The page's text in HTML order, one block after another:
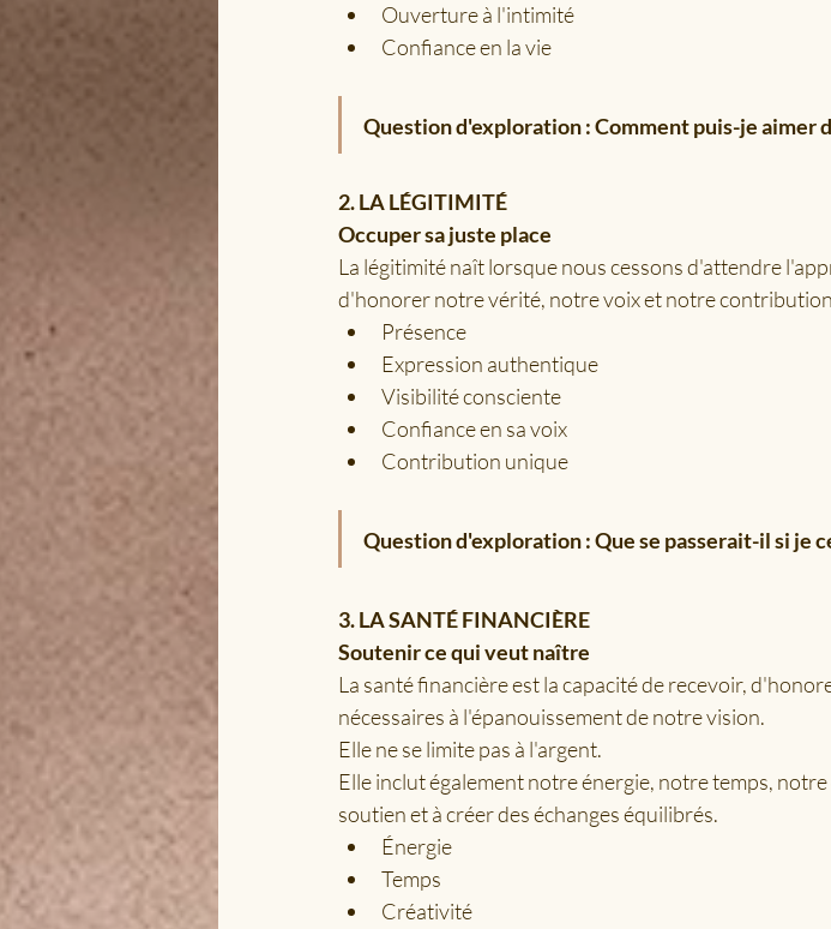
Ouverture à l'intimité
Confiance en la vie
Question d'exploration : Comment puis-je aimer
2. LA LÉGITIMITÉ
Occuper sa juste place
La légitimité naît lorsque nous cessons d'attendre
d'honorer notre vérité, notre voix et notre
Présence
Expression authentique
Visibilité consciente
Confiance en sa voix
Contribution unique
Question d'exploration : Que se passerait-il si je
3. LA SANTÉ FINANCIÈRE
Soutenir ce qui veut naître
La santé financière est la capacité de recevoir,
nécessaires à l'épanouissement de notre vision.
Elle ne se limite pas à l'argent.
Elle inclut également notre énergie, notre temps,
soutien et à créer des échanges équilibrés.
Énergie
Temps
Créativité